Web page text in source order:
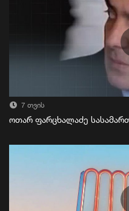
7 თვის
ოთარ ფარცხალაძე